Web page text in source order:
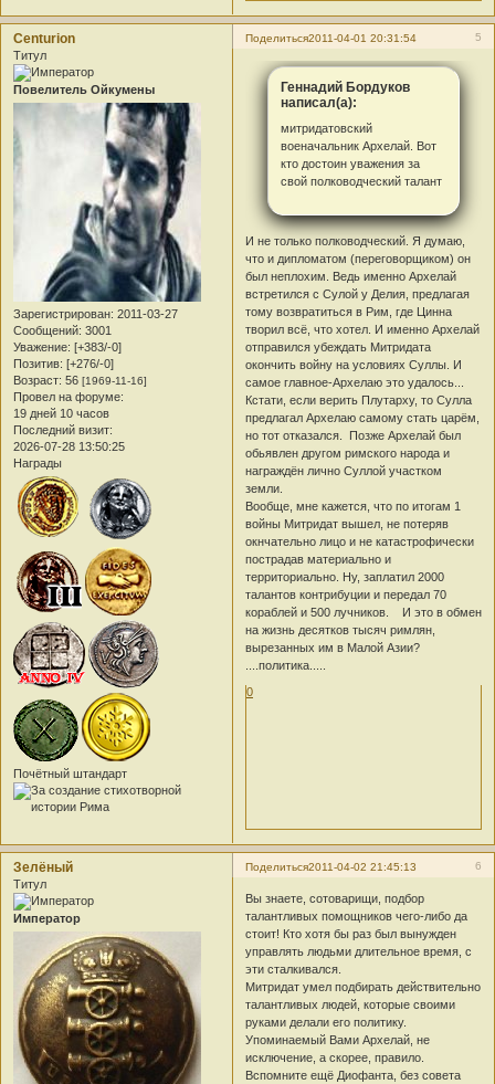
Поделиться 5
2011-04-01 20:31:54
Centurion
Титул
Повелитель Ойкумены
Зарегистрирован: 2011-03-27
Сообщений: 3001
Уважение: [+383/-0]
Позитив: [+276/-0]
Возраст: 56 [1969-11-16]
Провел на форуме:
19 дней 10 часов
Последний визит:
2026-07-28 13:50:25
Награды
Почётный штандарт
Геннадий Бордуков
написал(а):
митридатовский
военачальник Архелай. Вот
кто достоин уважения за
свой полководческий талант
И не только полководческий. Я думаю,
что и дипломатом (переговорщиком) он
был неплохим. Ведь именно Архелай
встретился с Сулой у Делия, предлагая
тому возвратиться в Рим, где Цинна
творил всё, что хотел. И именно Архелай
отправился убеждать Митридата
окончить войну на условиях Суллы. И
самое главное-Архелаю это удалось...
Кстати, если верить Плутарху, то Сулла
предлагал Архелаю самому стать царём,
но тот отказался. Позже Архелай был
обьявлен другом римского народа и
награждён лично Суллой участком
земли.
Вообще, мне кажется, что по итогам 1
войны Митридат вышел, не потеряв
окнчательно лицо и не катастрофически
пострадав материально и
территориально. Ну, заплатил 2000
талантов контрибуции и передал 70
кораблей и 500 лучников.
И это в обмен
на жизнь десятков тысяч римлян,
вырезанных им в Малой Азии?
....политика.....
0
Поделиться 6
2011-04-02 21:45:13
Зелёный
Титул
Император
Вы знаете, сотоварищи, подбор
талантливых помощников чего-либо да
стоит! Кто хотя бы раз был вынужден
управлять людьми длительное время, с
эти сталкивался.
Митридат умел подбирать действительно
талантливых людей, которые своими
руками делали его политику.
Упоминаемый Вами Архелай, не
исключение, а скорее, правило.
Вспомните ещё Диофанта, без совета